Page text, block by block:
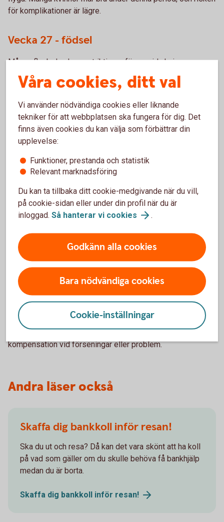
för komplikationer är lägre.
Vecka 27 - födsel
Många flygbolag har restriktioner för gravida kvinnor som
når eller överstiger 28–36 veckor, beroende på bolagets
policy. Kontrollera restriktionerna innan du bokar.
Hur kan en försäkring hjälpa?
Avbokning och ombokning
ombokning av flygningen på grund av graviditetsrelaterade
skäl.
Nödsituationer
Känn till försäkringens täckning för eventuella
nödsituationer under resan och för förlossning utomlands.
Flygbolagets ansvar
Förstå flygbolagets ansvar och rättigheter för gravida
passagerare, inklusive eventuell assistans och
kompensation vid förseningar eller problem.
Andra läser också
Skaffa dig bankkoll inför resan!
Ska du ut och resa? Då kan det vara skönt att ha koll
på vad som gäller om du skulle behöva få bankhjälp
medan du är borta.
Skaffa dig bankkoll inför resan!
Våra cookies, ditt val
Vi använder nödvändiga cookies eller liknande
tekniker för att webbplatsen ska fungera för dig. Det
finns även cookies du kan välja som förbättrar din
upplevelse:
Funktioner, prestanda och statistik
Relevant marknadsföring
Du kan ta tillbaka ditt cookie-medgivande när du vill,
på cookie-sidan eller under din profil när du är
inloggad. Så hanterar vi cookies .
Godkänn alla cookies
Bara nödvändiga cookies
Cookie-inställningar